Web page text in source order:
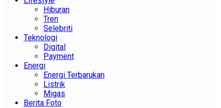
Hiburan
Tren
Selebriti
Teknologi
Digital
Payment
Energi
Energi Terbarukan
Listrik
Migas
Berita Foto